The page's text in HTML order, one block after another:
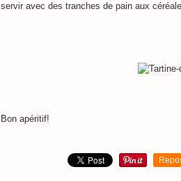
servir avec des tranches de pain aux
Bon apéritif!